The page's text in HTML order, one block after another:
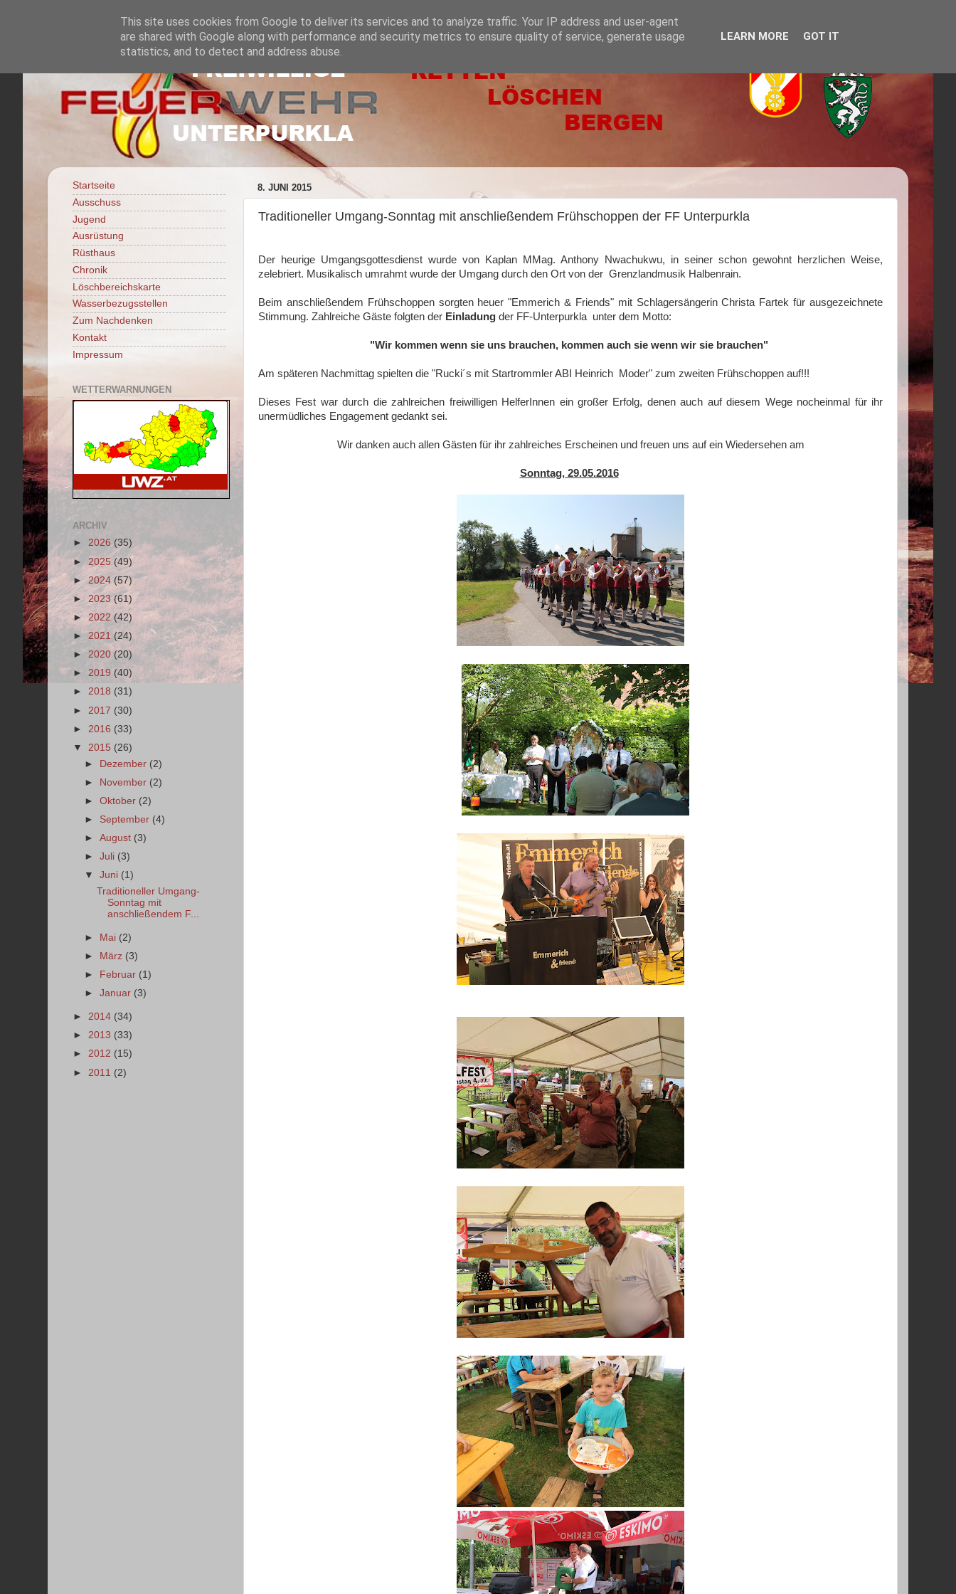
8. JUNI 2015
Traditioneller Umgang-Sonntag mit anschließendem Frühschoppen der FF Unterpurkla
Der heurige Umgangsgottesdienst wurde von Kaplan MMag. Anthony Nwachukwu, in seiner schon gewohnt herzlichen Weise,
zelebriert. Musikalisch umrahmt wurde der Umgang durch den Ort von der Grenzlandmusik Halbenrain.
Beim anschließendem Frühschoppen sorgten heuer "Emmerich & Friends" mit Schlagersängerin Christa Fartek für ausgezeichnete
Stimmung. Zahlreiche Gäste folgten der Einladung der FF-Unterpurkla unter dem Motto:
"Wir kommen wenn sie uns brauchen, kommen auch sie wenn wir sie brauchen"
Am späteren Nachmittag spielten die "Rucki´s mit Startrommler ABI Heinrich Moder" zum zweiten Frühschoppen auf!!!
Dieses Fest war durch die zahlreichen freiwilligen HelferInnen ein großer Erfolg, denen auch auf diesem Wege nocheinmal für ihr
unermüdliches Engagement gedankt sei.
Wir danken auch allen Gästen für ihr zahlreiches Erscheinen und freuen uns auf ein Wiedersehen am
Sonntag, 29.05.2016
Startseite
Ausschuss
Jugend
Ausrüstung
Rüsthaus
Chronik
Löschbereichskarte
Wasserbezugsstellen
Zum Nachdenken
Kontakt
Impressum
WETTERWARNUNGEN
ARCHIV
► 2026 (35)
► 2025(49)
►2024(57)
► 2023 (61)
► 2022(42)
►2021(24)
► 2020 (20)
► 2019 (40)
► 2018 (31)
► 2017 (30)
► 2016 (33)
▼ 2015 (26)
► Dezember (2)
► November (2)
►Oktober (2)
► September (4)
►August (3)
►Juli (3)
▼Juni (1)
Traditioneller Umgang-
Sonntag mit
anschließendem F...
► Mai (2)
►
März (3)
►
Februar (1)
►Januar (3)
► 2014 (34)
► 2013 (33)
► 2012 (15)
► 2011 (2)
This site uses cookies from Google to deliver its services and to analyze traffic. Your IP address and user-agent
are shared with Google along with performance and security metrics to ensure quality of service, generate usage
statistics, and to detect and address abuse.
LEARN MORE GOT IT